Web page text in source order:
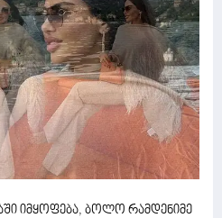
იმყოფება, ბოლო რამდენიმე